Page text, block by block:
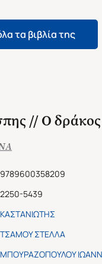
τα βιβλία της
// Ο
9789600358209
2250-5439
ΚΑΣΤΑΝΙΩΤΗΣ
ΤΣΑΜΟΥ ΣΤΕΛΛΑ
ΜΠΟΥΡΑΖΟΠΟΥΛΟΥ